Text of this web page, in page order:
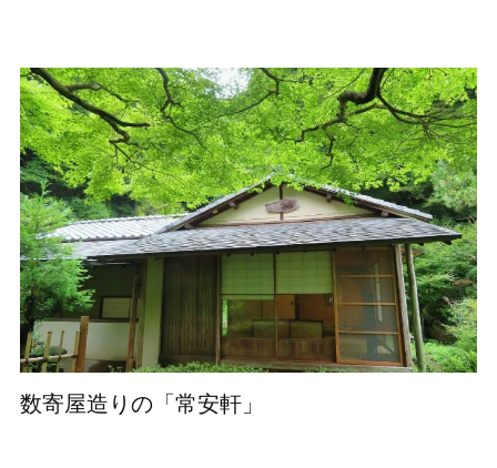
数寄屋造りの「常安軒」